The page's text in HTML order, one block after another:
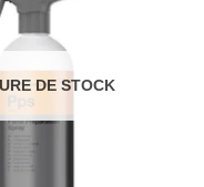
DE STOCK